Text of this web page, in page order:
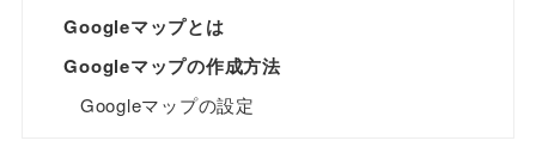
Googleマップとは
Googleマップの作成方法
Googleマップの設定